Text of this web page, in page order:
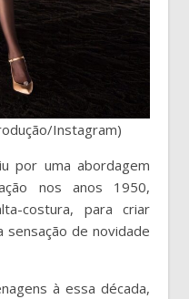
Instagram)
por uma abordagem
nos anos 1950,
costura, para criar
sensação de novidade
à essa década,